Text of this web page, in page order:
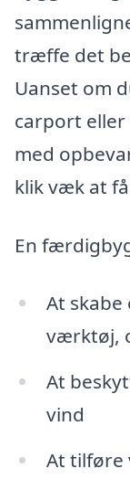
træffe det
Uanset om
carport eller
med
klik væk at
En
At
værktøj,
At
vind
At tilføre